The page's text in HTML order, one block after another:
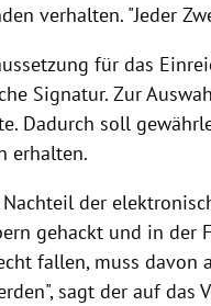
verhalten. "Jeder
für das
Signatur. Zur
Dadurch soll
erhalten.
der
gehackt und in der
fallen, muss davon
sagt der auf das